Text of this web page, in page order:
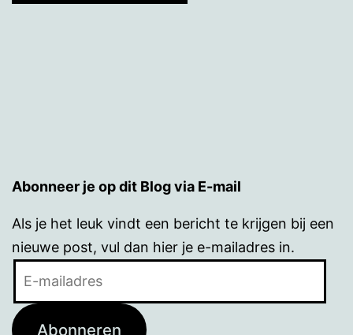
Abonneer je op dit Blog via E-mail
Als je het leuk vindt een bericht te krijgen bij een
nieuwe post, vul dan hier je e-mailadres in.
Abonneren